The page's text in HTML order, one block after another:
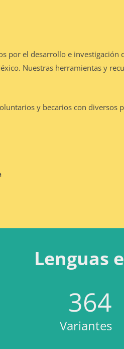
por el desarrollo e investigación
Nuestras herramientas y
y becarios con diversos
Lenguas
364
Variantes